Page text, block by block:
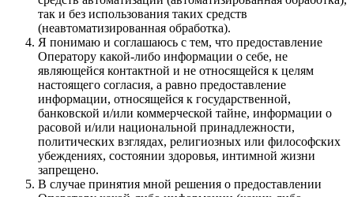
так и без использования таких средств
(неавтоматизированная обработка).
Я понимаю и соглашаюсь с тем, что предоставление
Оператору какой-либо информации о себе, не
являющейся контактной и не относящейся к целям
настоящего согласия, а равно предоставление
информации, относящейся к государственной,
банковской и/или коммерческой тайне, информации о
расовой и/или национальной принадлежности,
политических взглядах, религиозных или философских
убеждениях, состоянии здоровья, интимной жизни
запрещено.
В случае принятия мной решения о предоставлении